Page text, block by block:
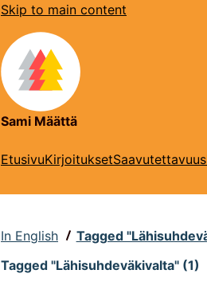
Skip to main content
Sami Määttä
EtusivuKirjoituksetSaavutettavuus
In English
Tagged
Tagged "Lähisuhdeväkivalta" (1)